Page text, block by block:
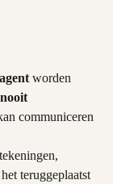
worden
communiceren
teruggeplaatst